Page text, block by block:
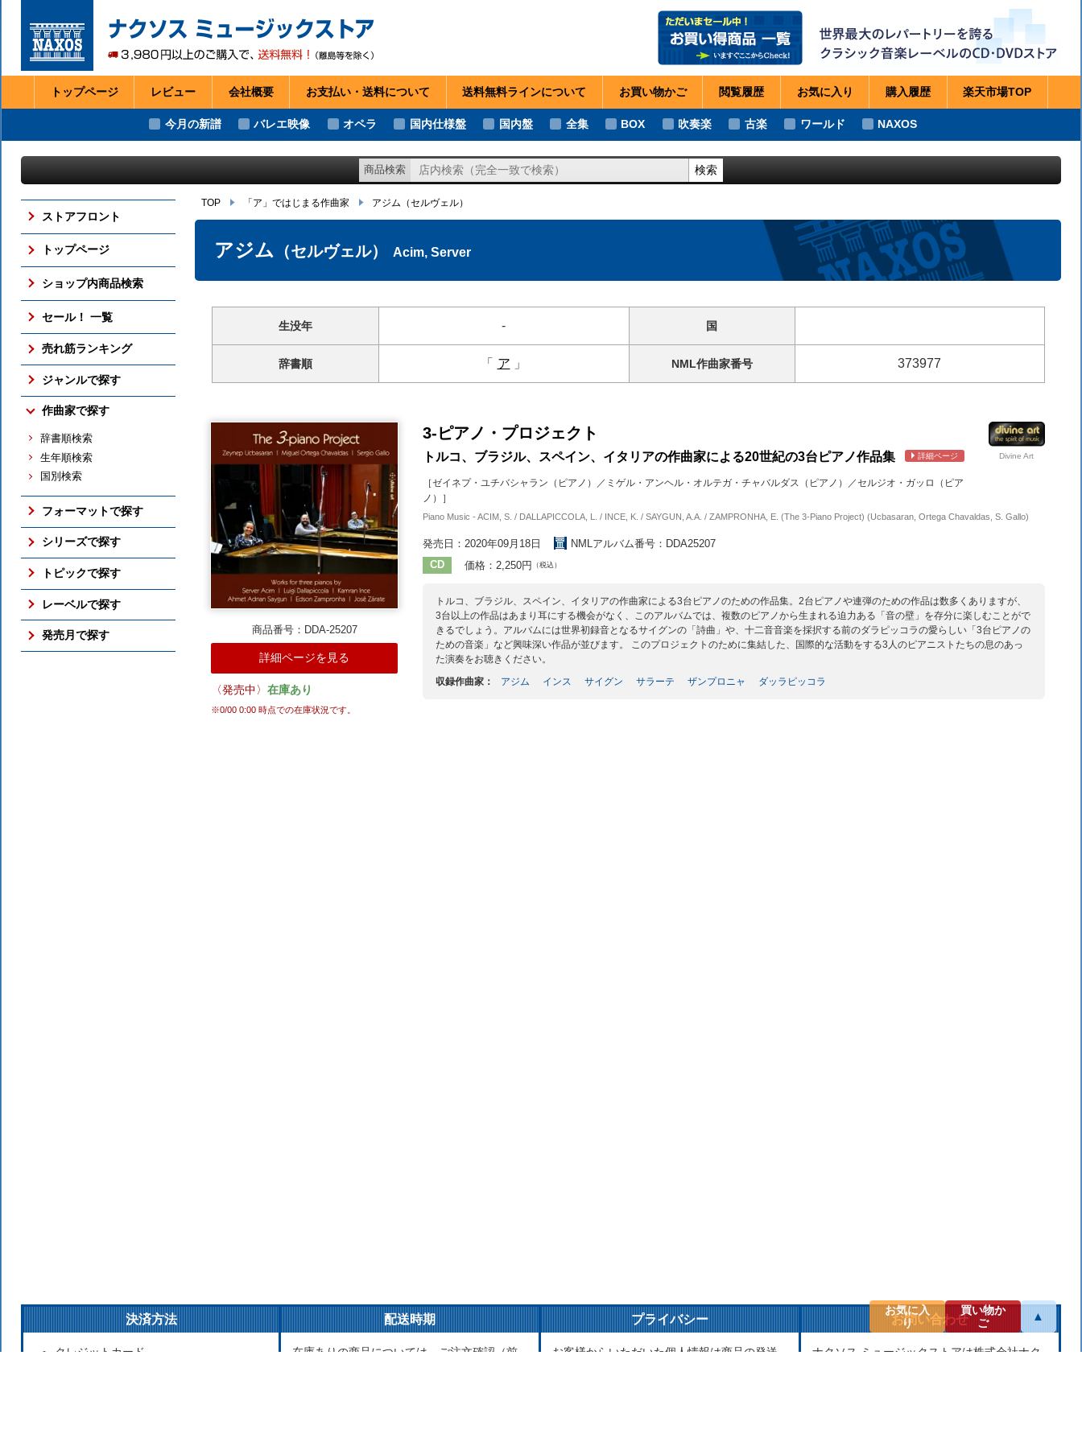
トップページ レビュー 会社概要 お支払い・送料について 送料無料ラインについて お買い物かご 閲覧履歴 お気に 入り 購入履歴 楽天市場TOP
今月の新譜 バレエ映像 オペラ 国内仕様盤 国内盤 全集 BOX 吹奏楽 古楽 ワールド NAXOS
商品検索 検索
ストアフロント
トップページ
ショップ内商品検索
セール！ 一覧
売れ筋ランキング
売れ筋の新譜
売れ筋のCD
売れ筋の映像メディア
売れ筋の交響曲
売れ筋のバレエ（映像）
売れ筋のピアノ
総合（上位300件）
予約ランキング
すべての売れ筋ランキング
ジャンルで探す
交響曲
協奏曲
室内楽曲
ピアノ曲
オペラ
吹奏楽
すべてのジャンル
作曲家で探す
辞書順検索
生年順検索
国別検索
フォーマットで探す
ボックス・セット
SACD
DVD / Blu-ray
フォーマットのTOP
シリーズで探す
アメリカン・クラシックス
ナクソス・ヒストリカル
期待の新進演奏家
シリーズのTOP
トピックで探す
さまざまな全集
国内仕様輸入盤
国内レーベル盤
レーベルで探す
NAXOS
ORFEO
発売月で探す
TOP 「ア」ではじまる作曲家 アジム （セルヴェル）
アジム （セルヴェル） Acim, Server
生没年 - 国
辞書順 「 ア 」 NML作曲家番号 373977
Divine Art
商品番号：DDA-25207
詳細ページを見る
〈発売中〉在庫あり
※0/00 0:00 時点での在庫状況です。
3-ピアノ・プロジェクト
トルコ、ブラジル、スペイン、イタリアの作曲家による20世紀の3台ピアノ作品集 詳細ページ
［ゼイネプ・ユチバシャラン（ピアノ）／ミゲル・アンヘル・オルテガ・チャバルダス（ピアノ）／セルジオ・ガッロ（ピア
ノ）］
Piano Music - ACIM, S. / DALLAPICCOLA, L. / INCE, K. / SAYGUN, A.A. / ZAMPRONHA, E. (The 3-Piano Project) (Ucbasaran, Ortega Chavaldas, S. Gallo)
発売日：2020年09月18日
NMLアルバム番号：DDA25207
CD
価格：2,250円 （税込）
トルコ、ブラジル、スペイン、イタリアの作曲家による3台ピアノのための作品集。2台ピアノや連弾のための作品は数多くありますが、
3台以上の作品はあまり耳にする機会がなく、このアルバムでは、複数のピアノから生まれる迫力ある「音の壁」を存分に楽しむことがで
きるでしょう。アルバムには世界初録音となるサイグンの「詩曲」や、十二音音楽を採択する前のダラピッコラの愛らしい「3台ピアノの
ための音楽」など興味深い作品が並びます。 このプロジェクトのために集結した、国際的な活動をする3人のピアニストたちの息のあっ
た演奏をお聴きください。
収録作曲家：
アジム インス サイグン サラーテ ザンプロニャ ダッラピッコラ
決済方法
クレジットカード
配送時期
在庫ありの商品については、ご注文確認（前
プライバシー
お客様からいただいた個人情報は商品の発送
お問い合わせ
ナクソス ミュージックストアは株式会社ナク
お気に入
り
買い物か
ご
▲